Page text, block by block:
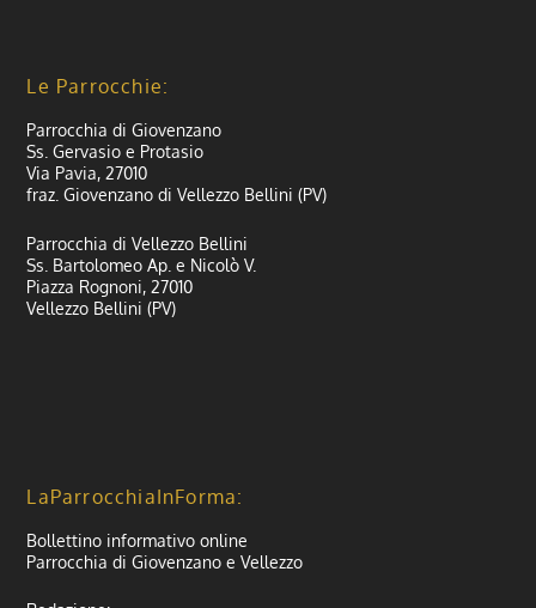
Le Parrocchie:
Parrocchia di Giovenzano
Ss. Gervasio e Protasio
Via Pavia, 27010
fraz. Giovenzano di Vellezzo Bellini (PV)
Parrocchia di Vellezzo Bellini
Ss. Bartolomeo Ap. e Nicolò V.
Piazza Rognoni, 27010
Vellezzo Bellini (PV)
LaParrocchiaInForma:
Bollettino informativo online
Parrocchia di Giovenzano e Vellezzo